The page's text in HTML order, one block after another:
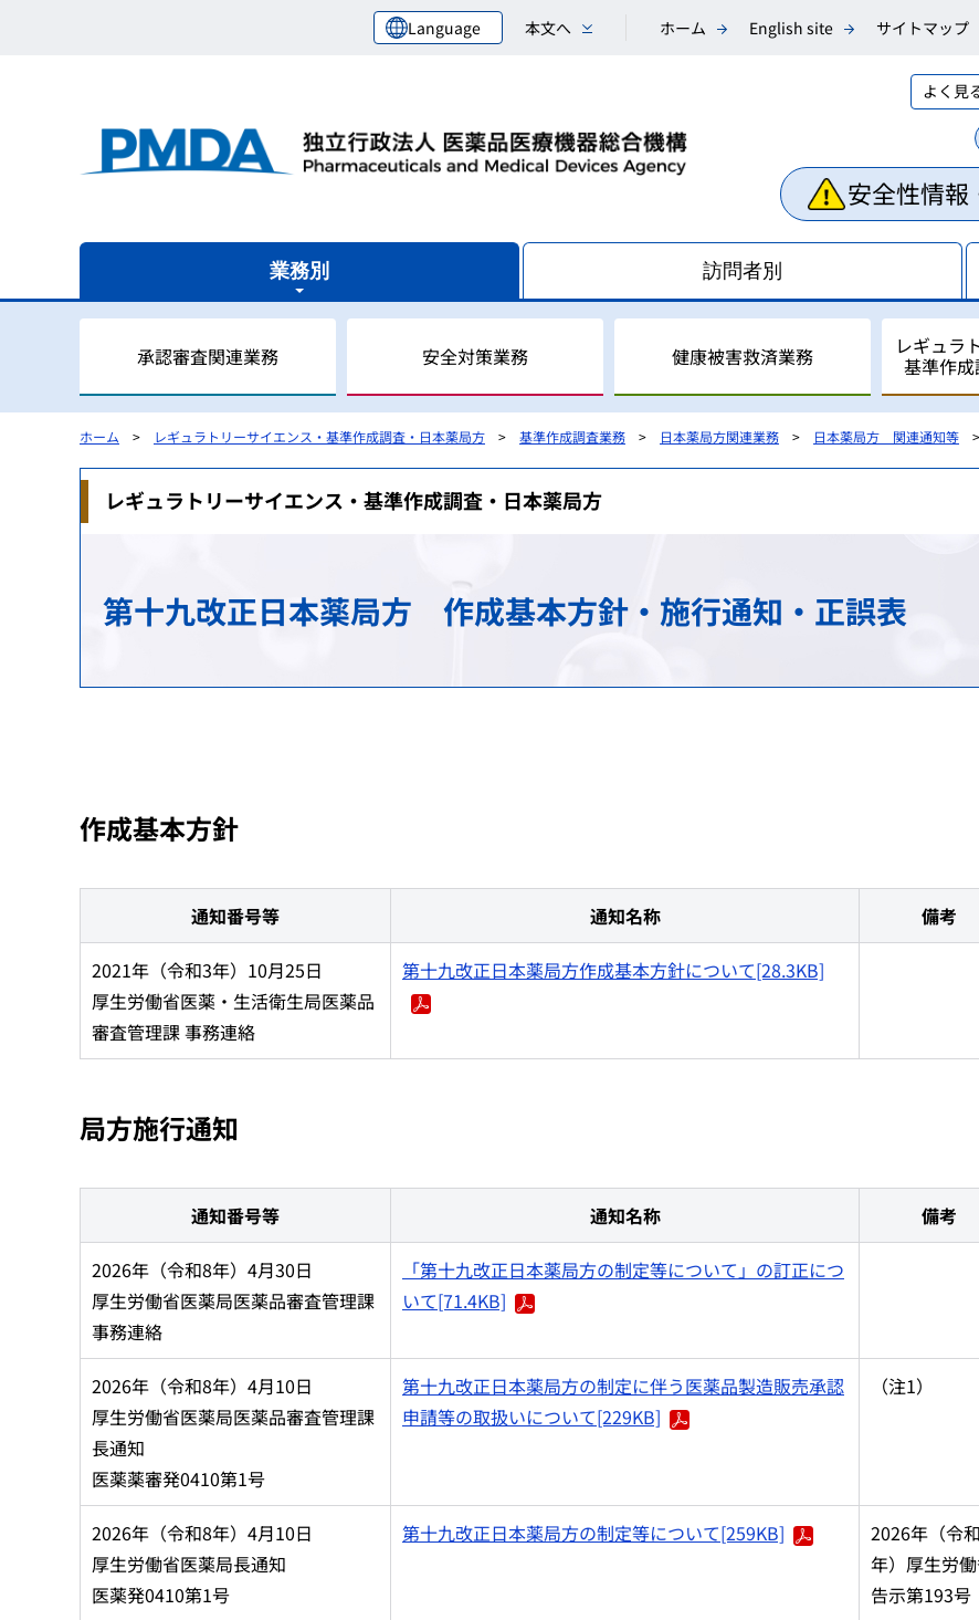
Language 本文へ ホーム English site サイトマップ
よく見
安全性情報
業務別 訪問者別
承認審査関連業務
審査関連業務の概要 相談業務
登録認証機関に対する調
パブリックコメント
安全対策業務
安全対策業務の概要 副作用・不具合等情報の
健康被害救済業務
健康被害救済業務の概要 医薬品副作用被害救済制
HIV感染者、エイズ発症者に対する健康管理費用等の受託給付業務
シンポジウム・ワークシ
レギュラ
基準作
レギュラトリーサイエンスセンターの概要 レギュラトリーサイエン
国際関係業務の概要 国際調和活動
ホーム レギュラトリーサイエンス・基準作成調査・日本薬局方 基準作成調査業務 日本薬局方関連業務 日本薬局方 関連通知等
レギュラトリーサイエンス・基準作成調査・日本薬局方
第十九改正日本薬局方 作成基本方針・施行通知・正誤表
作成基本方針
通知番号等 通知名称 備考
2021年（令和3年）10月25日
厚生労働省医薬・生活衛生局医薬品
審査管理課 事務連絡
第十九改正日本薬局方作成基本方針について[28.3KB]
局方施行通知
通知番号等 通知名称 備考
2026年（令和8年）4月30日
厚生労働省医薬局医薬品審査管理課
事務連絡
「第十九改正日本薬局方の制定等について」の訂正につ
いて[71.4KB]
2026年（令和8年）4月10日
厚生労働省医薬局医薬品審査管理課
長通知
医薬薬審発0410第1号
第十九改正日本薬局方の制定に伴う医薬品製造販売承認
申請等の取扱いについて[229KB]
（注1）
2026年（令和8年）4月10日
厚生労働省医薬局長通知
医薬発0410第1号
第十九改正日本薬局方の制定等について[259KB]
2026年（令
年）厚生労
告示第193号